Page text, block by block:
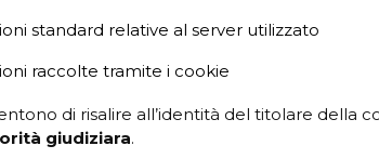
standard relative al server utilizzato
raccolte tramite i cookie
di risalire all’identità del titolare della
giudiziara.